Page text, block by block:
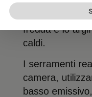
trattengono il
fredda e lo
caldi.
I serramenti
camera,
basso